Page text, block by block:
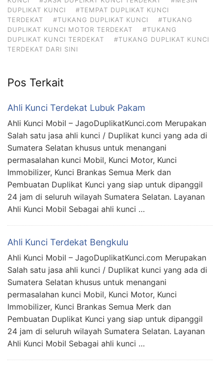
DUPLIKAT KUNCI
#TEMPAT DUPLIKAT KUNCI
TERDEKAT
#TUKANG DUPLIKAT KUNCI
#TUKANG
DUPLIKAT KUNCI MOTOR TERDEKAT
#TUKANG
DUPLIKAT KUNCI TERDEKAT
#TUKANG DUPLIKAT KUNCI
TERDEKAT DARI SINI
Pos Terkait
Ahli Kunci Terdekat Lubuk Pakam
Ahli Kunci Mobil – JagoDuplikatKunci.com Merupakan
Salah satu jasa ahli kunci / Duplikat kunci yang ada di
Sumatera Selatan khusus untuk menangani
permasalahan kunci Mobil, Kunci Motor, Kunci
Immobilizer, Kunci Brankas Semua Merk dan
Pembuatan Duplikat Kunci yang siap untuk dipanggil
24 jam di seluruh wilayah Sumatera Selatan. Layanan
Ahli Kunci Mobil Sebagai ahli kunci …
Ahli Kunci Terdekat Bengkulu
Ahli Kunci Mobil – JagoDuplikatKunci.com Merupakan
Salah satu jasa ahli kunci / Duplikat kunci yang ada di
Sumatera Selatan khusus untuk menangani
permasalahan kunci Mobil, Kunci Motor, Kunci
Immobilizer, Kunci Brankas Semua Merk dan
Pembuatan Duplikat Kunci yang siap untuk dipanggil
24 jam di seluruh wilayah Sumatera Selatan. Layanan
Ahli Kunci Mobil Sebagai ahli kunci …